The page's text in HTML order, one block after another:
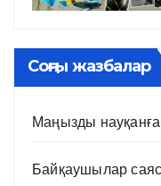
Соңғы жазбалар
Маңызды
Байқаушылар